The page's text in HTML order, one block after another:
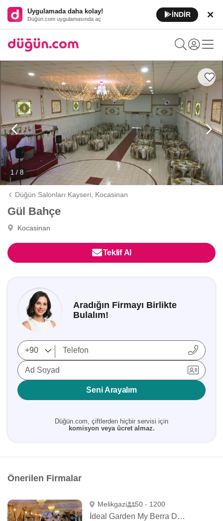
Uygulamada daha kolay!
Düğün.com uygulamasında aç
İNDİR
1 / 8
Düğün Salonları Kayseri, Kocasinan
Gül Bahçe
Kocasinan
Teklif Al
Aradığın Firmayı Birlikte
Bulalım!
Ad Soyad
Seni Arayalım
Düğün.com, çiftlerden hiçbir servisi için
komisyon veya ücret almaz.
Önerilen Firmalar
Melikgazi 50 - 1200
İdeal Garden My Berra Düğün Salonu